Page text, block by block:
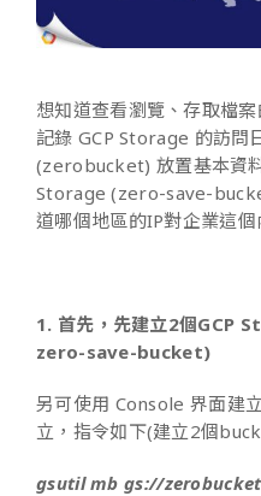
想知道查看瀏覽、存取檔
記錄 GCP Storage 的訪問
(zerobucket) 放置基本資
Storage (zero-save-
道哪個地區的IP對企業這個
1. 首先，先建立2個
zero-save-bucket)
另可使用 Console 界面建
立，指令如下(建立2個
gsutil mb gs://zerobucket